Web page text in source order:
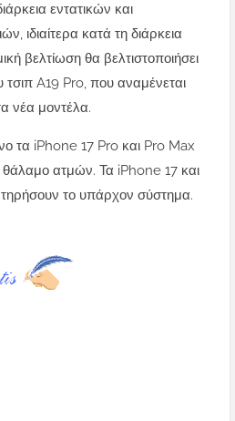
εντατικών και
ιδιαίτερα κατά τη διάρκεια
βελτίωση θα βελτιστοποιήσει
A19 Pro, που αναμένεται
νέα μοντέλα.
τα iPhone 17 Pro και Pro Max
θάλαμο ατμών. Τα iPhone 17 και
το υπάρχον σύστημα.